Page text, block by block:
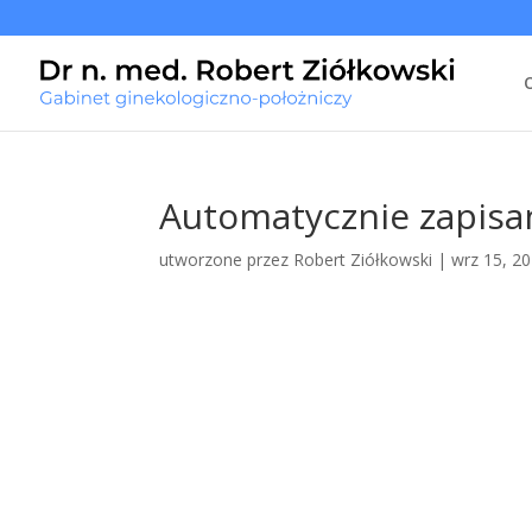
Automatycznie
utworzone przez Robert Ziółkowski |wrz 15,